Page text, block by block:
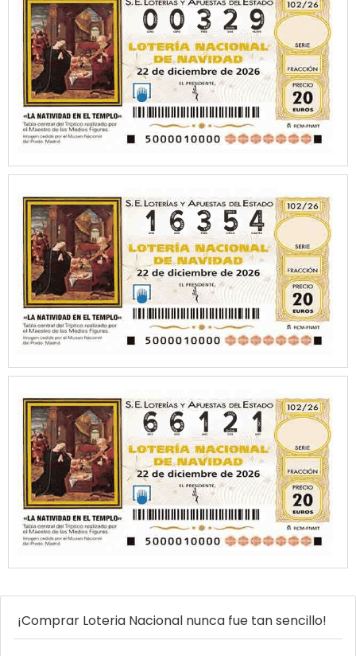
¡Comprar Loteria Nacional nunca fue tan sencillo!